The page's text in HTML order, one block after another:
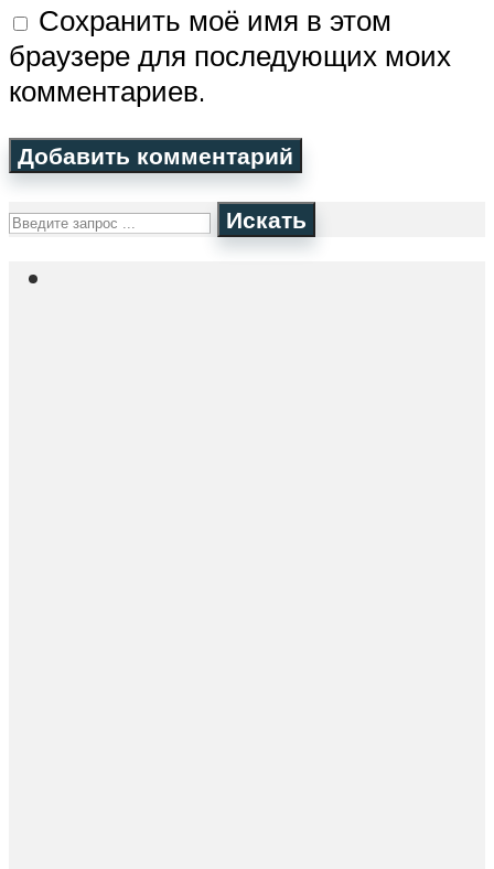
Сохранить моё имя в этом
браузере для последующих моих
комментариев.
Искать